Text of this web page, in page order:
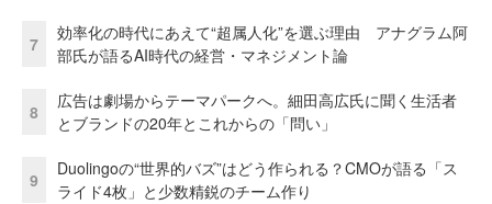
7
効率化の時代にあえて“超属人化”を選ぶ理由 アナグラム阿
部氏が語るAI時代の経営・マネジメント論
8
広告は劇場からテーマパークへ。細田高広氏に聞く生活者
とブランドの20年とこれからの「問い」
9
Duolingoの“世界的バズ”はどう作られる？CMOが語る「ス
ライド4枚」と少数精鋭のチーム作り